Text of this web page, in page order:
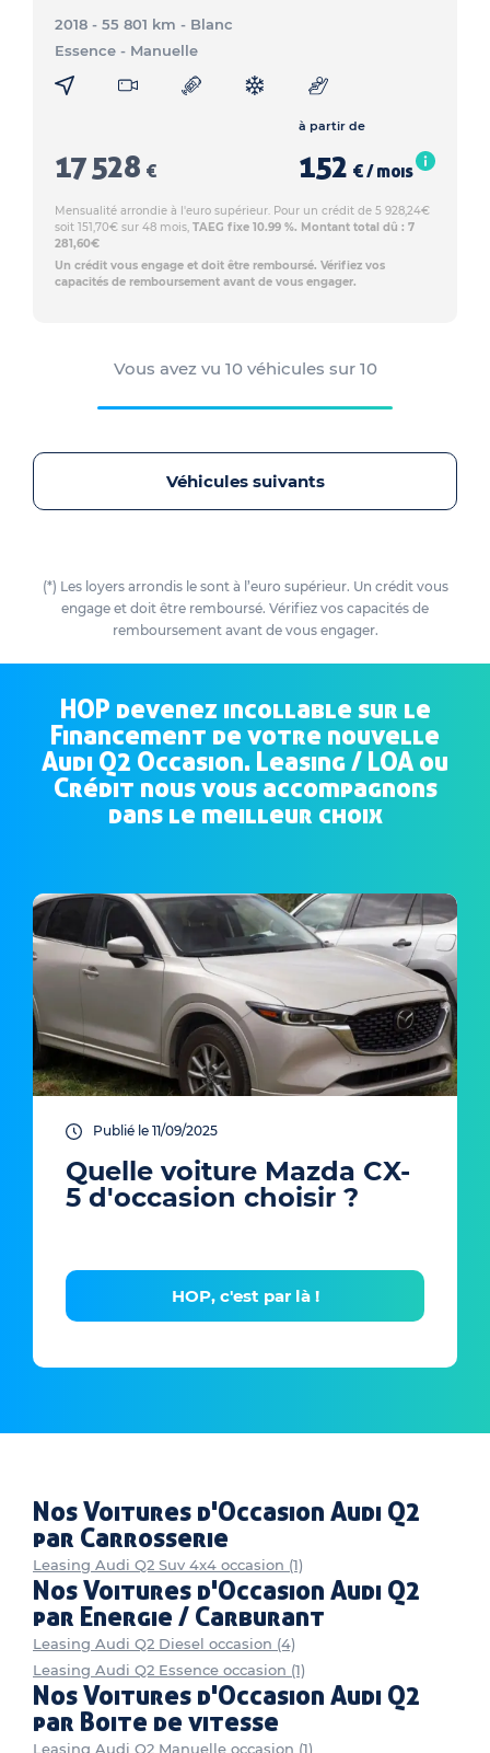
2018 - 55 801 km - Blanc
Essence - Manuelle
17 528 €
à partir de
152 € / mois
Mensualité arrondie à l'euro supérieur. Pour un crédit de 5 928,24€
soit 151,70€ sur 48 mois, TAEG fixe 10.99 %. Montant total dû : 7
281,60€
Un crédit vous engage et doit être remboursé. Vérifiez vos
capacités de remboursement avant de vous engager.
Vous avez vu 10 véhicules sur 10
Véhicules suivants
(*) Les loyers arrondis le sont à l’euro supérieur. Un crédit vous
engage et doit être remboursé. Vérifiez vos capacités de
remboursement avant de vous engager.
HOP devenez incollable sur le
Financement de votre nouvelle
Audi Q2 Occasion. Leasing / LOA ou
Crédit nous vous accompagnons
dans le meilleur choix
Publié le 11/09/2025
Quelle voiture Mazda CX-
5 d'occasion choisir ?
HOP, c'est par là !
Nos Voitures d'Occasion Audi Q2
par Carrosserie
Leasing Audi Q2 Suv 4x4 occasion (1)
Nos Voitures d'Occasion Audi Q2
par Energie / Carburant
Leasing Audi Q2 Diesel occasion (4)
Leasing Audi Q2 Essence occasion (1)
Nos Voitures d'Occasion Audi Q2
par Boite de vitesse
Leasing Audi Q2 Manuelle occasion (1)